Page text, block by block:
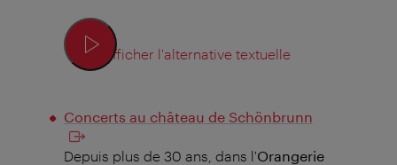
Afficher l'alternative textuelle
Concerts au château de Schönbrunn
Depuis plus de 30 ans, dans l'Orangerie